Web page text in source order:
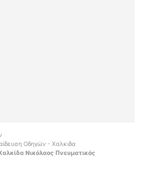
Οδηγών - Χαλκιδα
Νικόλαος Πνευματικός